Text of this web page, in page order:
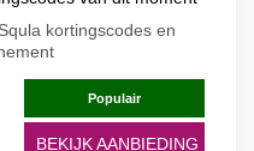
kortingscodes en
Populair
BEKIJK AANBIEDING